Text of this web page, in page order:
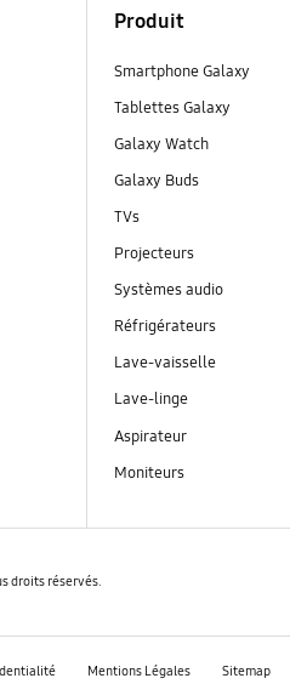
Produit
Smartphone Galaxy
Tablettes Galaxy
Galaxy Watch
Galaxy Buds
TVs
Projecteurs
Systèmes audio
Réfrigérateurs
Lave-vaisselle
Lave-linge
Aspirateur
Moniteurs
droits réservés.
Mentions Légales Sitemap